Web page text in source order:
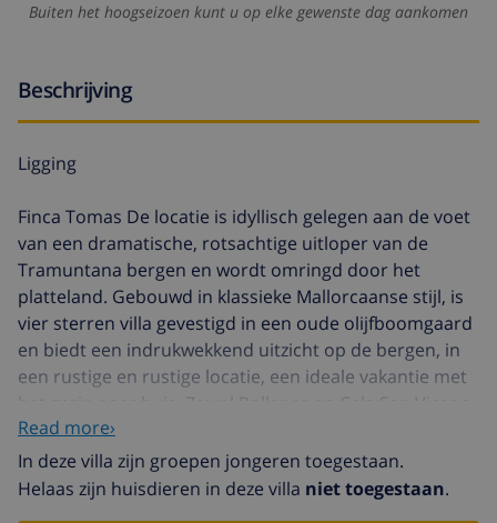
Buiten het hoogseizoen kunt u op elke gewenste dag aankomen
Beschrijving
Ligging
Finca Tomas De locatie is idyllisch gelegen aan de voet
van een dramatische, rotsachtige uitloper van de
Tramuntana bergen en wordt omringd door het
platteland. Gebouwd in klassieke Mallorcaanse stijl, is
vier sterren villa gevestigd in een oude olijfboomgaard
en biedt een indrukwekkend uitzicht op de bergen, in
een rustige en rustige locatie, een ideale vakantie met
liggen op slechts vijf minuten met de auto. Cala Sant
Vicenc heeft twee prachtige baaien en enkele mooie
restaurants aan het strand waardoor dit een ideale
Read more›
In deze villa zijn groepen jongeren toegestaan.
Helaas zijn huisdieren in deze villa niet toegestaan.